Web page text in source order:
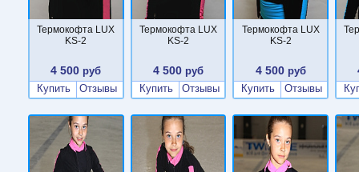
Термокофта LUX
KS-2
4 500 руб
Купить
Отзывы
Термокофта LUX
KS-2
4 500 руб
Купить
Отзывы
Термокофта LUX
KS-2
4 500руб
Купить
Отзывы